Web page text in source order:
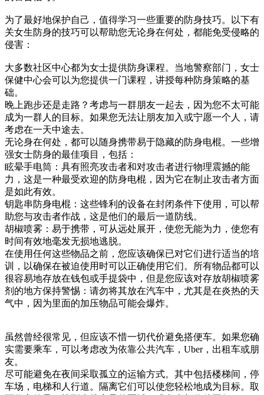
为了最好地保护自己，值得学习一些重要的防身技巧。以下有
关女生防身的技巧可以帮助您无论身在何处，都能免受侵略的
侵害：
大多数社区中心都为女士提供防身课程。当地警察部门，女士
保健中心会可以为您提供一门课程，讲授每种防身策略的基
础。
晚上跑步还是走路？考虑与一群朋友一起去，因为您不太可能
成为一群人的目标。如果您无法让朋友加入或宁愿一个人，请
考虑在一天中途去。
无论身在何处，都可以随身携带易于隐藏的防身电棍。一些增
强女士防身的最佳项目，包括：
眩晕手电筒：具有照亮攻击者和对攻击者进行物理震撼的能
力，这是一种最受欢迎的防身电棍，因为它在制止攻击者方面
是如此有效。
钥匙串防身电棍：这些锋利的设备在封闭条件下使用，可以帮
助您与攻击者作战，这是他们的最后一道防线。
胡椒喷雾：易于携带，可从远处展开，使您无能为力，使您有
时间有效地毫发无损地逃脱。
在使用任何这些物品之前，您应该确保已对它们进行适当的培
训，以确保在被迫使用时可以正确使用它们。所有物品都可以
很容易地存放在钱包或手提袋中，但是您应该对存放胡椒喷雾
剂的地方保持警惕：请勿将其放在汽车中，尤其是在炎热的天
气中，因为里面的加压物品可能会爆炸。
虽然曾经很常见，但应该不惜一切代价避免搭便车。如果您确
实需要乘车，可以考虑改为依靠公共汽车，Uber，出租车或朋
友。
尽可能避免在夜间采取孤立的运输方式。其中包括楼梯间，停
车场，电梯和人行道。隔离它们可以使您轻松地成为目标。取